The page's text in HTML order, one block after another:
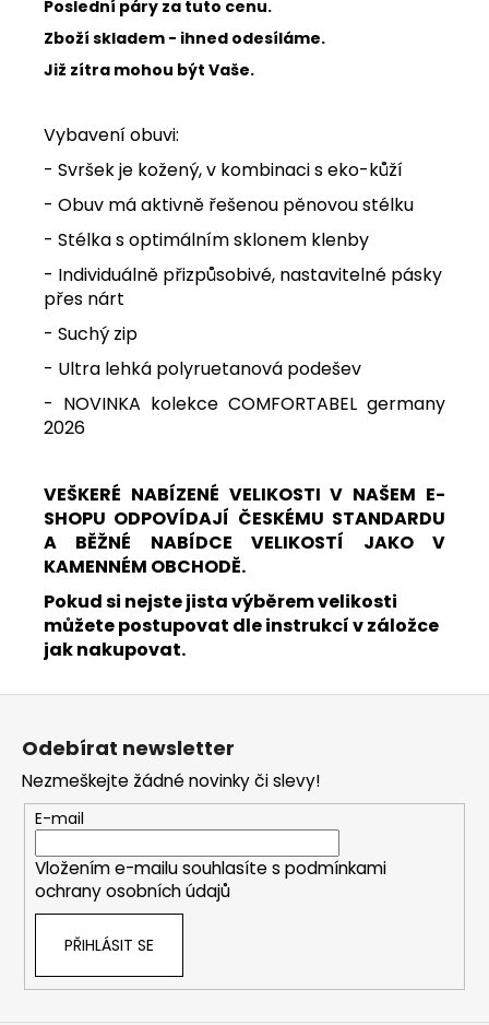
Poslední páry za tuto cenu.
Zboží skladem - ihned odesíláme.
Již zítra mohou být Vaše.
Vybavení obuvi:
- Svršek je kožený, v kombinaci s eko-kůží
- Obuv má aktivně řešenou pěnovou stélku
- Stélka s optimálním sklonem klenby
- Individuálně přizpůsobivé, nastavitelné pásky
přes nárt
- Suchý zip
- Ultra lehká polyruetanová podešev
- NOVINKA kolekce COMFORTABEL germany
2026
VEŠKERÉ NABÍZENÉ VELIKOSTI V NAŠEM E-
SHOPU ODPOVÍDAJÍ ČESKÉMU STANDARDU
A BĚŽNÉ NABÍDCE VELIKOSTÍ JAKO V
KAMENNÉM OBCHODĚ.
Pokud si nejste jista výběrem velikosti
můžete postupovat dle instrukcí v záložce
jak nakupovat.
Z
Odebírat newsletter
Nezmeškejte žádné novinky či slevy!
E-mail
Vložením e-mailu souhlasíte s podmínkami
ochrany osobních údajů
PŘIHLÁSIT SE